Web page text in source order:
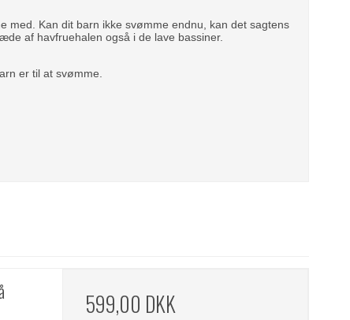
med. Kan dit barn ikke svømme endnu, kan det sagtens
af havfruehalen også i de lave bassiner.
er til at svømme.
599,00 DKK